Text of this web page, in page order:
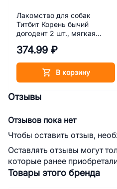
Лакомство для собак
Титбит Корень бычий
догодент 2 шт., мягкая
374.99 ₽
В корзину
Товары этого бренда
Отзывы
Отзывов пока нет
Чтобы оставить отзыв,
Оставлять отзывы могут
которые ранее